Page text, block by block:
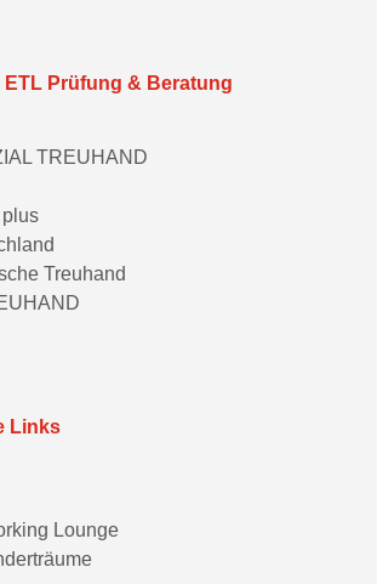
Prüfung & Beratung
TREUHAND
Treuhand
Links
Lounge